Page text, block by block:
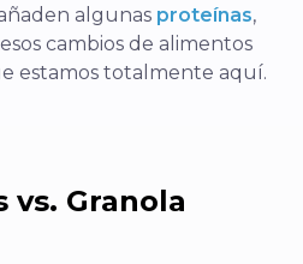
algunas proteínas,
cambios de alimentos
estamos totalmente aquí.
vs. Granola